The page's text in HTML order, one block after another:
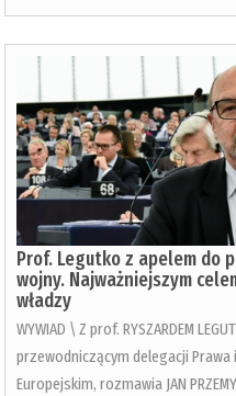
Prof. Legutko z apelem do
wojny. Najważniejszym
władzy
WYWIAD \ Z prof. RYSZARDEM
przewodniczącym delegacji Prawa
Europejskim, rozmawia JAN